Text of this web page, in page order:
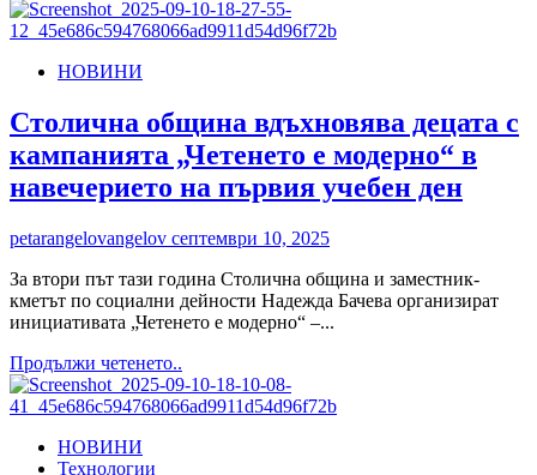
more
about
чернокожите
в
телевизията“
в
HBO
и
HBO
НОВИНИ
Столична община вдъхновява децата с
кампанията „Четенето е модерно“ в
навечерието на първия учебен ден
petarangelovangelov септември 10, 2025
За втори път тази година Столична община и заместник-
кметът по социални дейности Надежда Бачева организират
инициативата „Четенето е модерно“ –...
Продължи четенето..
more
about
НОВИНИ
Технологии